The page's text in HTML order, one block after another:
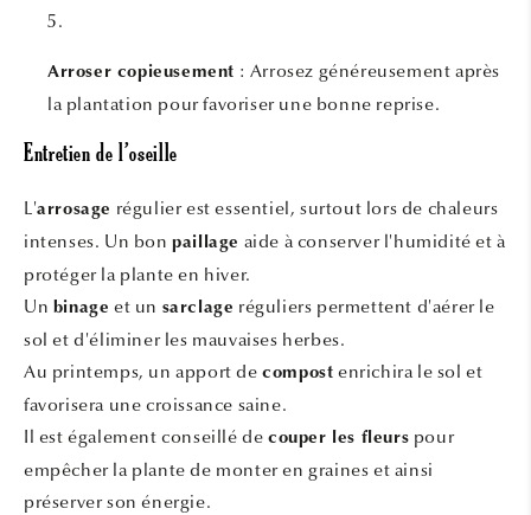
Arroser copieusement : Arrosez généreusement après
la plantation pour favoriser une bonne reprise.
Entretien de l’oseille
L'arrosage régulier est essentiel, surtout lors de chaleurs
intenses. Un bonpaillage aide à conserver l'humidité et à
protéger la plante en hiver.
Un binage et un sarclage réguliers permettent d'aérer le
sol et d'éliminer les mauvaises herbes.
Au printemps, un apport decompost enrichira le sol et
favorisera une croissance saine.
Il est également conseillé de couper les fleurs pour
empêcher la plante de monter en graines et ainsi
préserver son énergie.